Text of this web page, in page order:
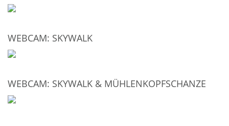
WEBCAM: SKYWALK
WEBCAM: SKYWALK & MÜHLENKOPFSCHANZE